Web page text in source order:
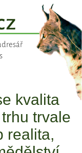
kvalita
trvale
realita,